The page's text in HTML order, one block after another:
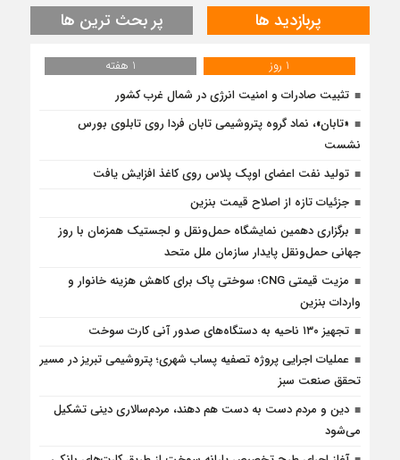
پربازدید ها پر بحث ترین ها
1 روز
1 هفته
تثبیت صادرات و امنیت انرژی در شمال‌ غرب کشور
«تابان»، نماد گروه پتروشیمی تابان فردا روی تابلوی بورس
نشست
تولید نفت اعضای اوپک پلاس روی کاغذ افزایش یافت
جزئیات تازه از اصلاح قیمت بنزین
برگزاری دهمین نمایشگاه حمل‌ونقل و لجستیک همزمان با روز
جهانی حمل‌ونقل پایدار سازمان ملل متحد
مزیت قیمتی CNG؛ سوختی پاک برای کاهش هزینه خانوار و
واردات بنزین
تجهیز ۱۳۰ ناحیه به دستگاه‌های صدور آنی کارت سوخت
عملیات اجرایی پروژه تصفیه پساب شهری؛ پتروشیمی تبریز در مسیر
تحقق صنعت سبز
دین و مردم دست به‌ دست هم دهند، مردم‌سالاری دینی تشکیل
می‌شود